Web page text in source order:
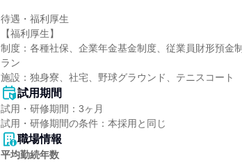
待遇・福利厚生
【福利厚生】
制度：各種社保、企業年金基金制度、従業員財形預金
ラン
施設：独身寮、社宅、野球グラウンド、テニスコート
試用期間
試用・研修期間：3ヶ月
職場情報
平均勤続年数